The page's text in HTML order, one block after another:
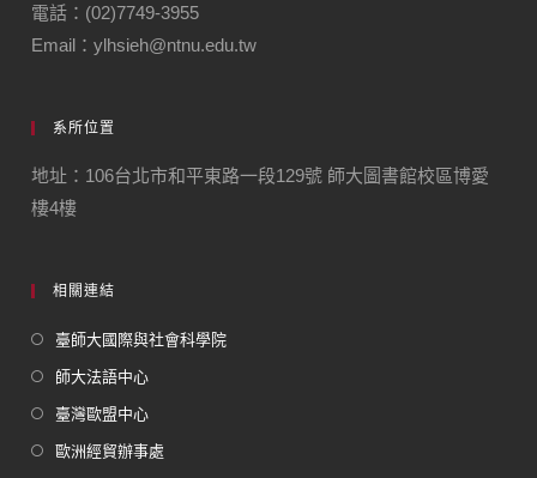
電話：(02)7749-3955
Email：ylhsieh@ntnu.edu.tw
系所位置
地址：106台北市和平東路一段129號 師大圖書館校區博愛
樓4樓
相關連結
臺師大國際與社會科學院
師大法語中心
臺灣歐盟中心
歐洲經貿辦事處